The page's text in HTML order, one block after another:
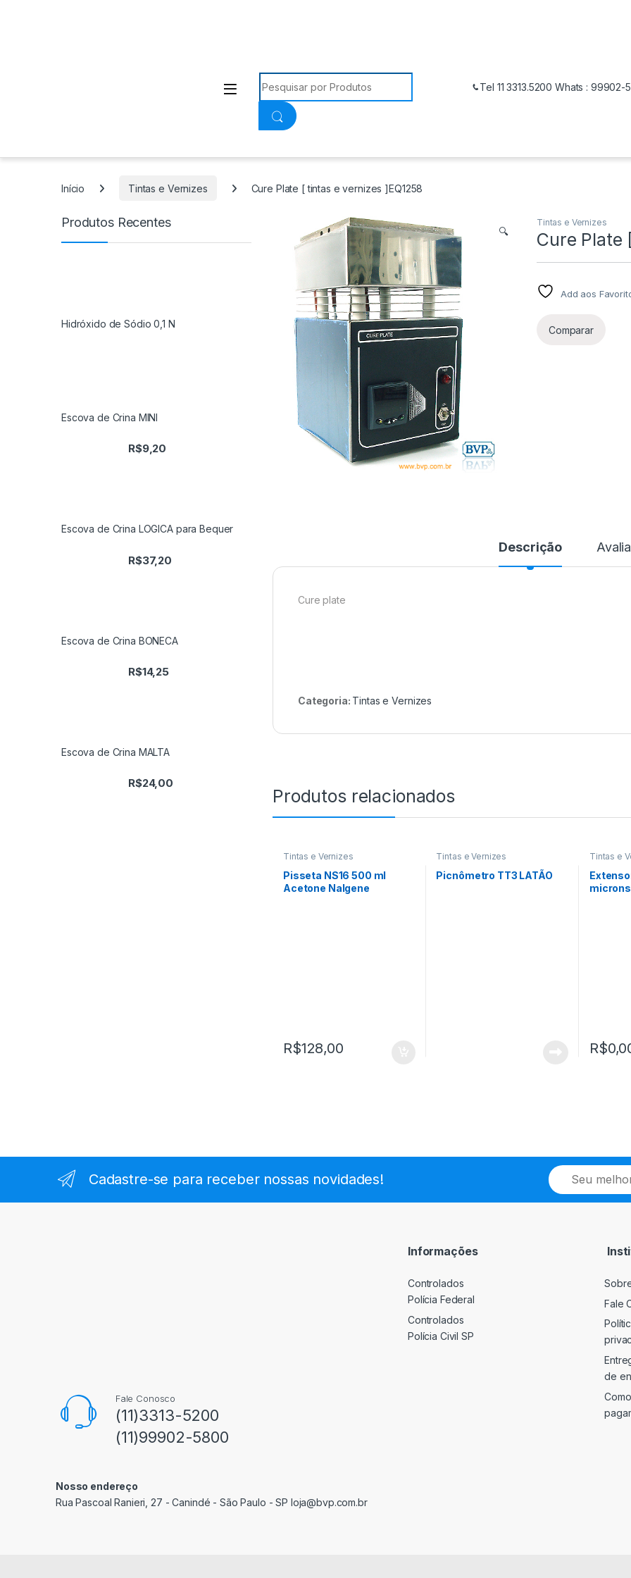
Procurar:
Tel 11 3313.5200 Whats : 99902-
Início Tintas e Vernizes Cure Plate [ tintas e vernizes ]EQ1258
🔍
Tintas e Vernizes
Cure Plate
Add aos
Comparar
Descrição
Cure plate
Categoria: Tintas e Vernizes
Produtos relacionados
Tintas e Vernizes
Pisseta NS16 500 ml
Acetone Nalgene
R$128,00
Tintas e Vernizes
Picnômetro TT3 LATÃO
Tintas e
microns
R$
Produtos Recentes
Hidróxido de Sódio 0,1 N
Escova de Crina MINI
R$9,20
Escova de Crina LOGICA para Bequer
R$37,20
Escova de Crina BONECA
R$14,25
Escova de Crina MALTA
R$24,00
Cadastre-se para receber nossas novidades!
E
m
a
Fale Conosco
(11)3313-5200
(11)99902-5800
Nosso endereço
Rua Pascoal Ranieri, 27 - Canindé - São Paulo - SP loja@bvp.com.br
Informações
Controlados
Polícia Federal
Controlados
Polícia Civil SP
Fale
de